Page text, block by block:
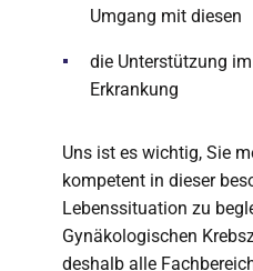
Umgang mit diesen
die Unterstützung
Erkrankung
Uns ist es wichtig, Sie
kompetent in dieser
Lebenssituation zu
Gynäkologischen
deshalb alle